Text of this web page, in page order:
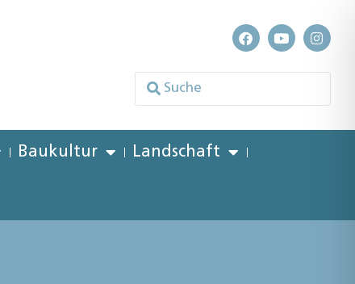
Baukultur
Landschaft